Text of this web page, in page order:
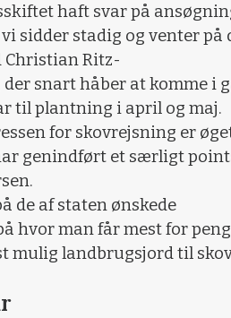
haft svar på
sidder stadig og venter på
Christian Ritz-
snart håber at komme i
til plantning i april og maj.
for skovrejsning er
genindført et særligt
de af staten ønskede
hvor man får mest for
mulig landbrugsjord til